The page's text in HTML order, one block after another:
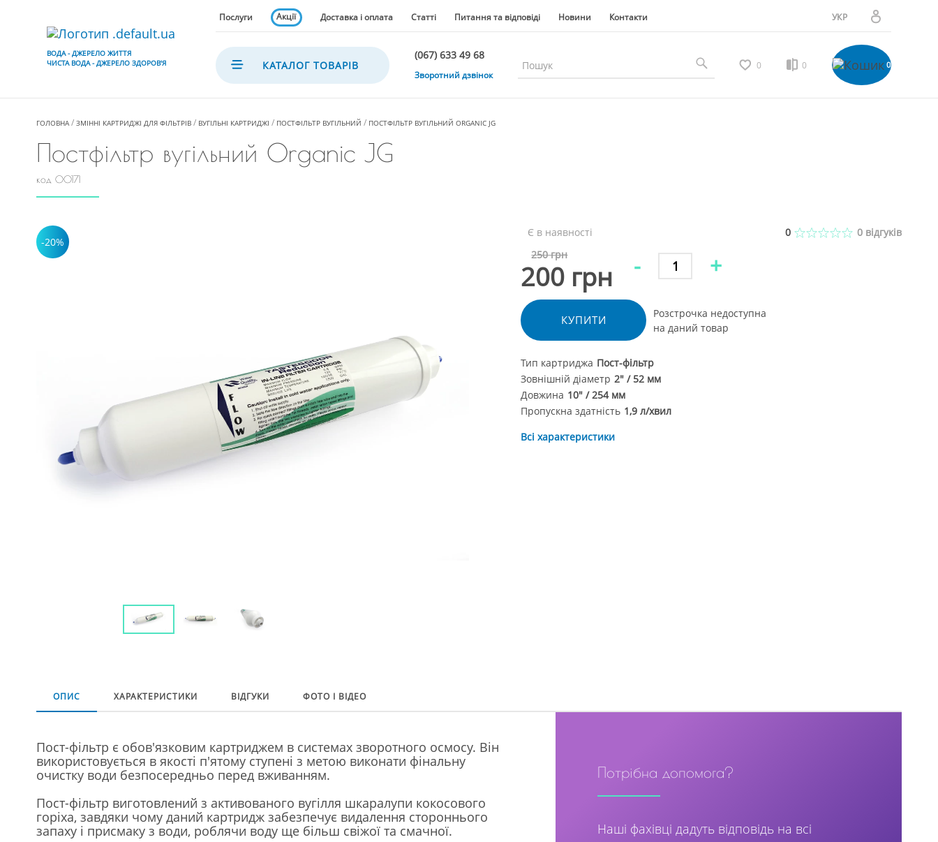
ВОДА - ДЖЕРЕЛО ЖИТТЯ
ЧИСТА ВОДА - ДЖЕРЕЛО ЗДОРОВ'Я
Послуги Акції Доставка і оплата Статті Питання та відповіді Новини Контакти
УКР
РУС
Особистий кабінет
КАТАЛОГ ТОВАРІВ
(067) 633 49 68
(067) 633 49 68
(067) 635 35 36
(050) 300 35 36
Зворотний дзвінок
0 0 0
ГОЛОВНА ЗМІННІ КАРТРИДЖІ ДЛЯ ФІЛЬТРІВ ВУГІЛЬНІ КАРТРИДЖІ ПОСТФІЛЬТР ВУГІЛЬНИЙ ПОСТФІЛЬТР ВУГІЛЬНИЙ ORGANIC JG
Постфільтр вугільний Organic JG
код 00171
-20%
Є в наявності 0 0 відгуків
250 грн
200 грн - +
КУПИТИ
Розстрочка недоступна
на даний товар
Тип картриджа Пост-фільтр
Зовнішній діаметр 2" / 52 мм
Довжина 10" / 254 мм
Пропускна здатність 1,9 л/хвил
Всі характеристики
ОПИС ХАРАКТЕРИСТИКИ ВІДГУКИ ФОТО І ВІДЕО
Потрібна допомога?
Наші фахівці дадуть відповідь на всі
Пост-фільтр є обов'язковим картриджем в системах зворотного осмосу. Він
використовується в якості п'ятому ступені з метою виконати фінальну
очистку води безпосередньо перед вживанням.
Пост-фільтр виготовлений з активованого вугілля шкаралупи кокосового
горіха, завдяки чому даний картридж забезпечує видалення стороннього
запаху і присмаку з води, роблячи воду ще більш свіжої та смачної.